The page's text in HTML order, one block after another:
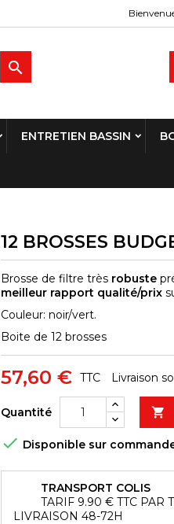

ENTRETIEN BASSIN
12 BROSSES
Brosse de filtre très robuste
meilleur rapport qualité/prix
Couleur: noir/vert.
Boite de 12 brosses
57,60 € TTC Livraison
Quantité 
 Disponible sur
TRANSPORT COLIS
TARIF 9.90 € TTC PAR
LIVRAISON 48-72H